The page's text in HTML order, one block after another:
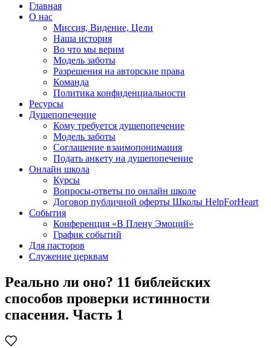
Главная
О нас
Миссия, Видение, Цели
Наша история
Во что мы верим
Модель заботы
Разрешения на авторские права
Команда
Политика конфиденциальности
Ресурсы
Душепопечение
Кому требуется душепопечение
Модель заботы
Соглашение взаимопонимания
Подать анкету на душепопечение
Онлайн школа
Курсы
Вопросы-ответы по онлайн школе
Договор публичной оферты Школы HelpForHeart
События
Конференция «В Плену Эмоций»
График событий
Для пасторов
Служение церквам
Реально ли оно? 11 библейских
способов проверки истинности
спасения. Часть 1